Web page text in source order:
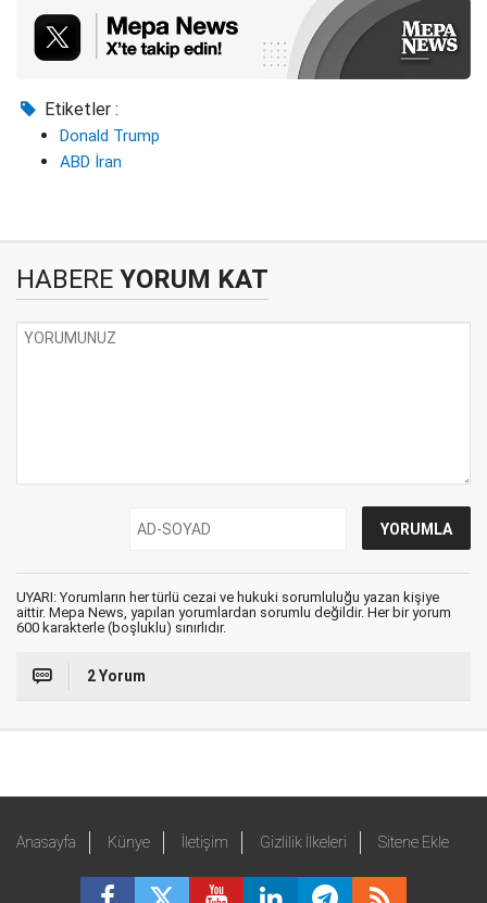
Etiketler :
Donald Trump
ABD İran
HABERE YORUM KAT
UYARI: Yorumların her türlü cezai ve hukuki sorumluluğu yazan kişiye
aittir. Mepa News, yapılan yorumlardan sorumlu değildir. Her bir yorum
600 karakterle (boşluklu) sınırlıdır.
2 Yorum
Anasayfa Künye İletişim Gizlilik İlkeleri Sitene Ekle